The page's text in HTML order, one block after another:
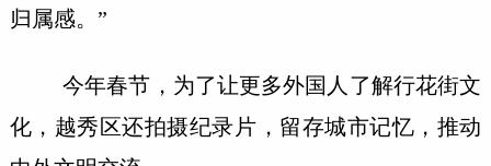
归属感。”
今年春节，为了让更多外国人了解行花街文
化，越秀区还拍摄纪录片，留存城市记忆，推动